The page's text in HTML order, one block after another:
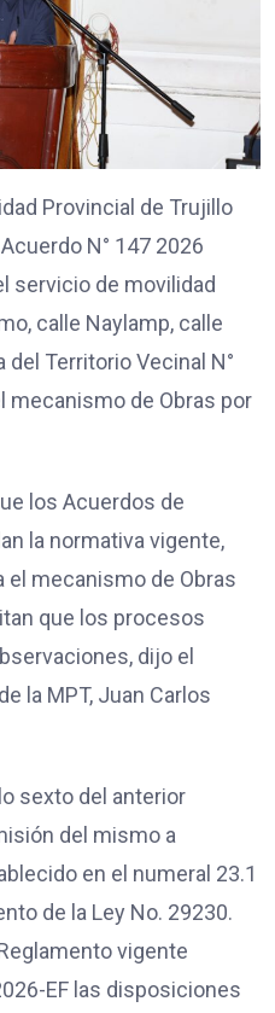
Provincial de Trujillo
N° 147 2026
servicio de movilidad
calle Naylamp, calle
Territorio Vecinal N°
mecanismo de Obras por
los Acuerdos de
la normativa vigente,
el mecanismo de Obras
que los procesos
dijo el
la MPT, Juan Carlos
sexto del anterior
del mismo a
en el numeral 23.1
de la Ley No. 29230.
vigente
EF las disposiciones